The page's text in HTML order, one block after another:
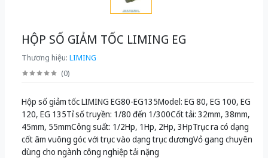
HỘP SỐ GIẢM TỐC LIMING EG
Thương hiệu: LIMING
(0)
Hộp số giảm tốc LIMING EG80-EG135Model: EG 80, EG 100, EG
120, EG 135Tỉ số truyền: 1/80 đến 1/300Cốt tải: 32mm, 38mm,
45mm, 55mmCông suất: 1/2Hp, 1Hp, 2Hp, 3HpTrục ra có dạng
cốt âm vuông góc với trục vào dạng trục dươngVỏ gang chuyên
dùng cho ngành công nghiệp tải nặng